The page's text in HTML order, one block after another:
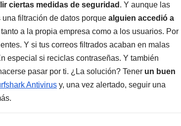
ciertas medidas de seguridad . Y aunque las
filtración de datos porque alguien accedió a
a la propia empresa como a los usuarios. Por
Y si tus correos filtrados acaban en malas
especial si reciclas contraseñas. Y también
pasar por ti. ¿La solución? Tener un buen
Antivirus y, una vez alertado, seguir una